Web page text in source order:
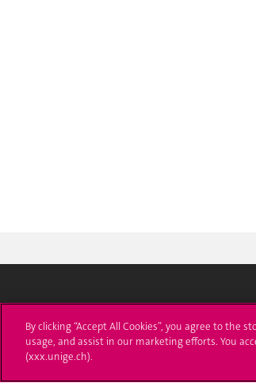
24 rue du Général-Dufour
By clicking “Accept All Cookies”, you agree to the
usage, and assist in our marketing efforts. You
(xxx.unige.ch).